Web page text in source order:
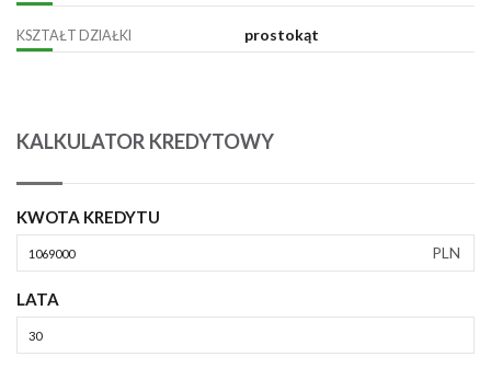
KSZTAŁT DZIAŁKI prostokąt
KALKULATOR KREDYTOWY
KWOTA KREDYTU
PLN
LATA